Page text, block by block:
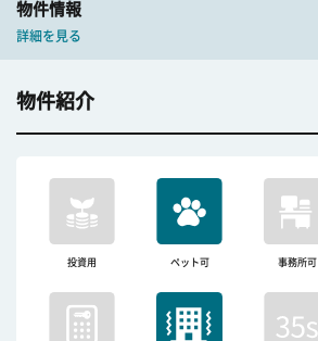
物件情報
詳細を見る
物件紹介
投資用 ペット可 事務所可